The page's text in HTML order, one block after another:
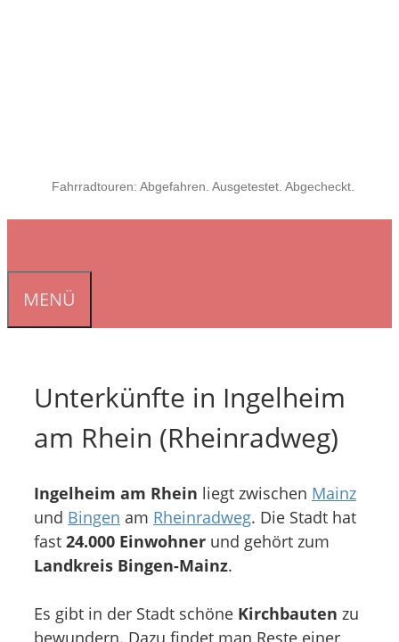
Fahrradtouren: Abgefahren. Ausgetestet. Abgecheckt.
MENÜ
Unterkünfte in Ingelheim
am Rhein (Rheinradweg)
Ingelheim am Rhein liegt zwischen Mainz
und Bingen am Rheinradweg. Die Stadt hat
fast 24.000 Einwohner und gehört zum
Landkreis Bingen-Mainz.
Es gibt in der Stadt schöne Kirchbauten zu
bewundern. Dazu findet man Reste einer